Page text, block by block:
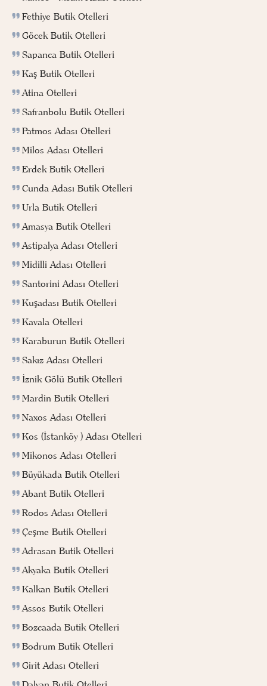
Fethiye Butik Otelleri
Göcek Butik Otelleri
Sapanca Butik Otelleri
Kaş Butik Otelleri
Atina Otelleri
Safranbolu Butik Otelleri
Patmos Adası Otelleri
Milos Adası Otelleri
Erdek Butik Otelleri
Cunda Adası Butik Otelleri
Urla Butik Otelleri
Amasya Butik Otelleri
Astipalya Adası Otelleri
Midilli Adası Otelleri
Santorini Adası Otelleri
Kuşadası Butik Otelleri
Kavala Otelleri
Karaburun Butik Otelleri
Sakız Adası Otelleri
İznik Gölü Butik Otelleri
Mardin Butik Otelleri
Naxos Adası Otelleri
Kos (İstanköy ) Adası Otelleri
Mikonos Adası Otelleri
Büyükada Butik Otelleri
Abant Butik Otelleri
Rodos Adası Otelleri
Çeşme Butik Otelleri
Adrasan Butik Otelleri
Akyaka Butik Otelleri
Kalkan Butik Otelleri
Assos Butik Otelleri
Bozcaada Butik Otelleri
Bodrum Butik Otelleri
Girit Adası Otelleri